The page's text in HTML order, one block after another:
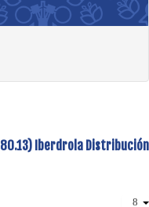
Iberdrola Distribución